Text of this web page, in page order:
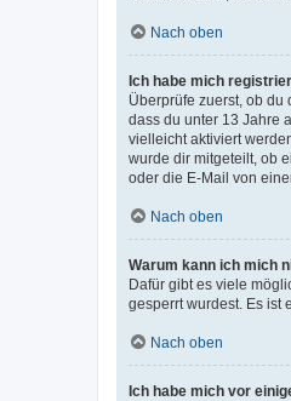
Nach oben
Ich habe mich
Überprüfe zuerst, ob
dass du unter 13 Jahre
vielleicht aktiviert
wurde dir mitgeteilt, ob
oder die E-Mail von
Nach oben
Warum kann ich mich
Dafür gibt es viele
gesperrt wurdest. Es ist
Nach oben
Ich habe mich vor